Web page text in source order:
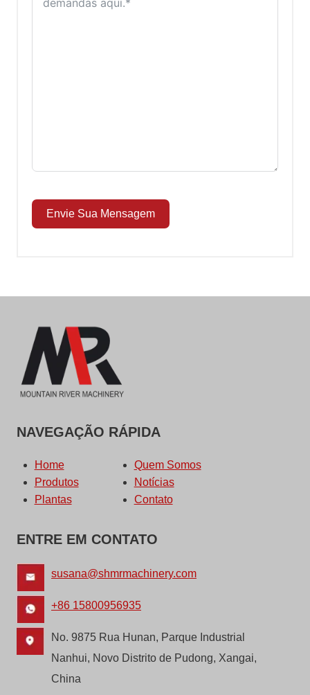
Envie Sua Mensagem
NAVEGAÇÃO RÁPIDA
Home
Quem Somos
Produtos
Notícias
Plantas
Contato
ENTRE EM CONTATO
susana@shmrmachinery.com
+86 15800956935
No. 9875 Rua Hunan, Parque Industrial
Nanhui, Novo Distrito de Pudong, Xangai,
China